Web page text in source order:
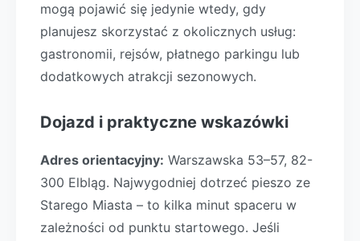
mogą pojawić się jedynie wtedy, gdy
planujesz skorzystać z okolicznych usług:
gastronomii, rejsów, płatnego parkingu lub
dodatkowych atrakcji sezonowych.
Dojazd i praktyczne wskazówki
Adres orientacyjny: Warszawska 53–57, 82-
300 Elbląg. Najwygodniej dotrzeć pieszo ze
Starego Miasta – to kilka minut spaceru w
zależności od punktu startowego. Jeśli